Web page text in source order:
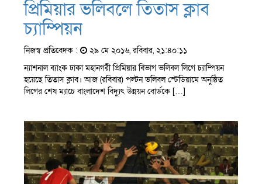
প্রিমিয়ার ভলিবলে তিতাস ক্লাব
চ্যাম্পিয়ন
নিজস্ব প্রতিবেদক :
২৯ মে ২০১৬, রবিবার, ২১:৪০:১১
ন্যাশনাল ব্যাংক ঢাকা মহানগরী প্রিমিয়ার বিভাগ ভলিবল লিগে চ্যাম্পিয়ন
হয়েছে তিতাস ক্লাব। আজ (রবিবার) পল্টন ভলিবল স্টেডিয়ামে অনুষ্ঠিত
লিগের শেষ ম্যাচে বাংলাদেশ বিদ্যুৎ উন্নয়ন বোর্ডকে […]